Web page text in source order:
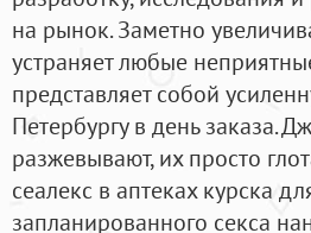
на рынок. Заметно
устраняет любые
представляет собой
Петербургу в день заказа.
разжевывают, их просто
сеалекс в аптеках курска
запланированного секса